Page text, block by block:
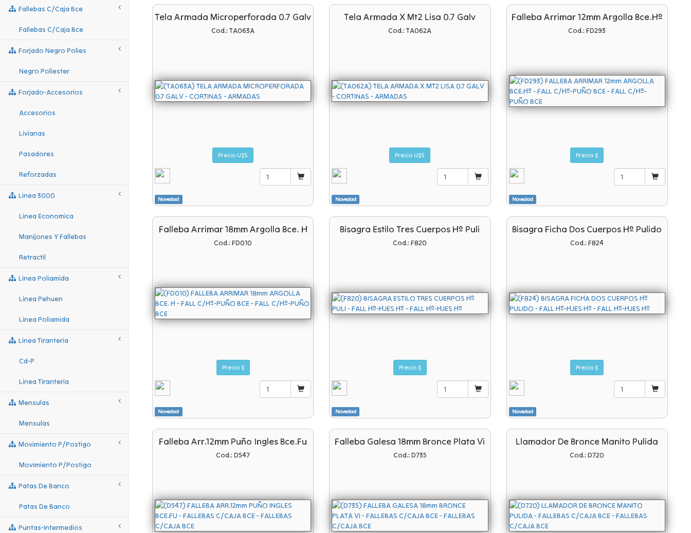
Fallebas C/caja Bce
Fallebas C/caja Bce
Forjado Negro Polies
Negro Poliester
Forjado-Accesorios
Accesorios
Livianas
Pasadores
Reforzadas
Linea 3000
Linea Economica
Manijones Y Fallebas
Retractil
Linea Poliamida
Linea Pehuen
Linea Poliamida
Linea Tiranteria
Cd-P
Linea Tiranteria
Mensulas
Mensulas
Movimiento P/postigo
Movimiento P/postigo
Patas De Banco
Patas De Banco
Puntas-Intermedios
Tela Armada Microperforada 0.7 Galv
Cod.: TA063A
Precio U$S
Novedad
Tela Armada X Mt2 Lisa 0.7 Galv
Cod.: TA062A
Precio U$S
Novedad
Falleba Arrimar 12mm Argolla Bce.hº
Cod.: FD293
Precio $
Novedad
Falleba Arrimar 18mm Argolla Bce. H
Cod.: FD010
Precio $
Novedad
Bisagra Estilo Tres Cuerpos Hº Puli
Cod.: F820
Precio $
Novedad
Bisagra Ficha Dos Cuerpos Hº Pulido
Cod.: F824
Precio $
Novedad
Falleba Arr.12mm Puño Ingles Bce.fu
Cod.: D547
Falleba Galesa 18mm Bronce Plata Vi
Cod.: D735
Llamador De Bronce Manito Pulida
Cod.: D720